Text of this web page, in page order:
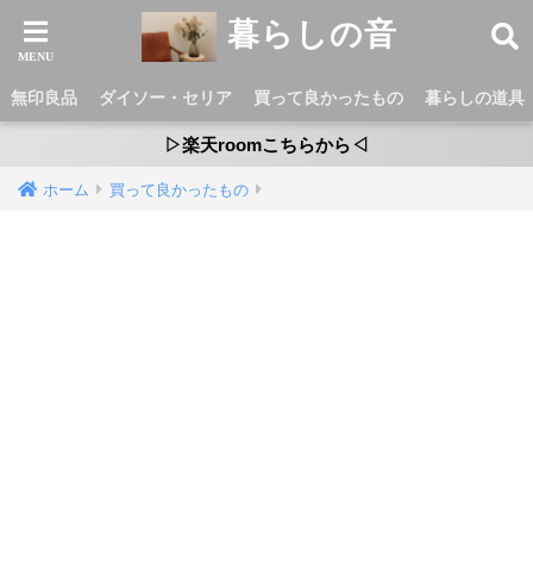
暮らしの音
無印良品 ダイソー・セリア 買って良かったもの 暮らしの道具
▷楽天roomこちらから◁
ホーム 買って良かったもの